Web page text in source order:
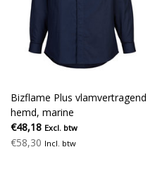
Bizflame Plus vlamvertragend
hemd, marine
€48,18 Excl. btw
€58,30 Incl. btw